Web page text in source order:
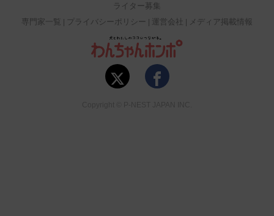
ライター募集
専門家一覧
プライバシーポリシー 運営会社 メディア掲載情報